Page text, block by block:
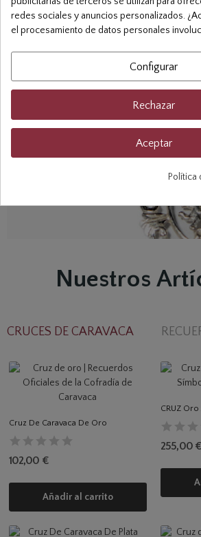
Cruces de
Nuestros
CRUCES DE CARAVACA
Cruz De Caravaca De Oro
102,00 €
Añadir al carrito
CRUZ
255,00 €
redes sociales y anuncios personalizados.
el procesamiento de datos personales
Configurar
Rechazar
Aceptar
Política